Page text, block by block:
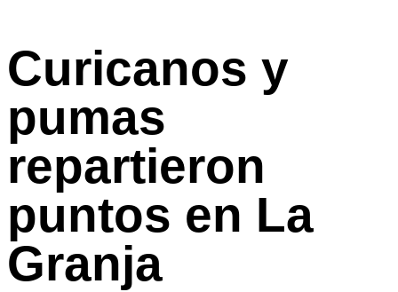
Curicanos y
pumas
repartieron
puntos en La
Granja